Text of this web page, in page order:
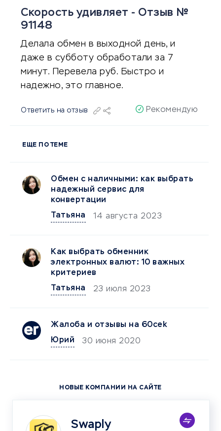
Скорость удивляет - Отзыв №
91148
Делала обмен в выходной день, и
даже в субботу обработали за 7
минут. Перевела руб. Быстро и
надежно, это главное.
Ответить на отзыв Рекомендую
ЕЩЕ ПО ТЕМЕ
Обмен с наличными: как выбрать
надежный сервис для
конвертации
Татьяна
14 августа 2023
Как выбрать обменник
электронных валют: 10 важных
критериев
Татьяна
23 июля 2023
Жалоба и отзывы на 60cek
Юрий
30 июня 2020
НОВЫЕ КОМПАНИИ НА САЙТЕ
Swaply